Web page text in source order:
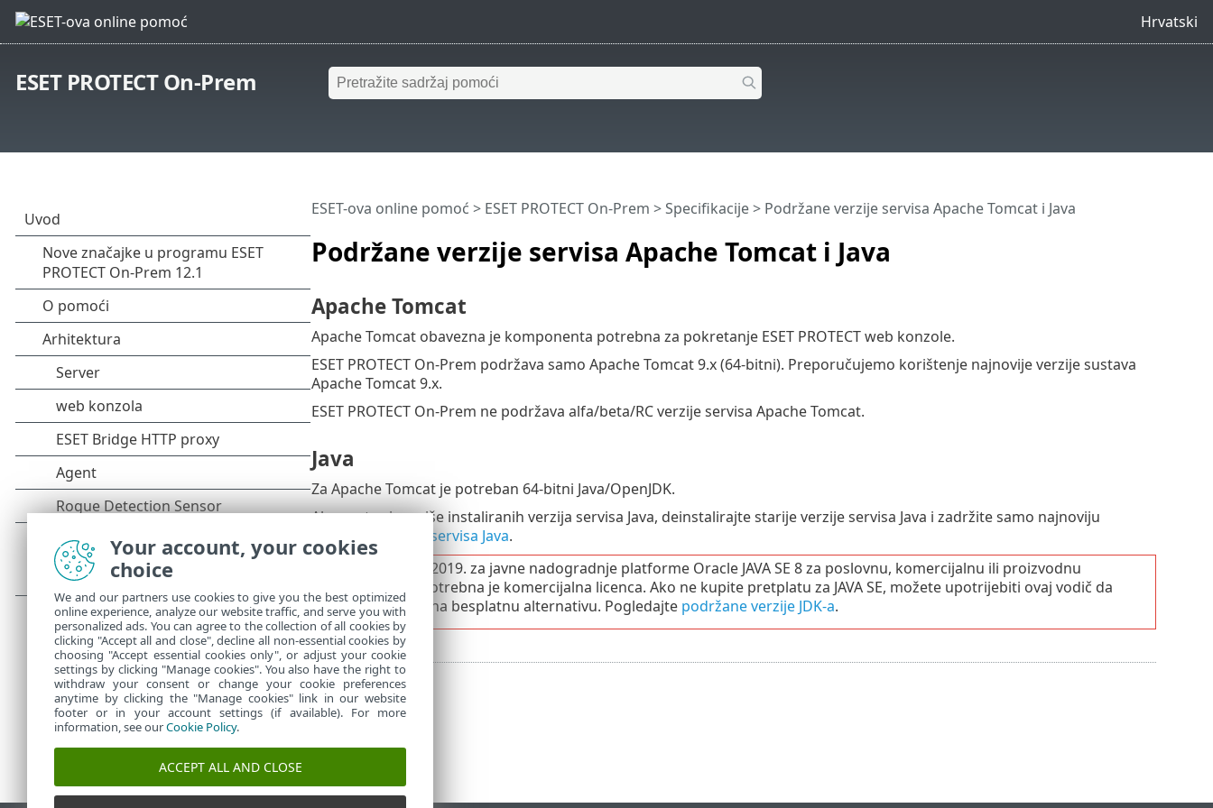
Hrvatski
ESET PROTECT On-Prem
Podržane verzije servisa Apache Tomcat i Java
ESET-ova online pomoć > ESET PROTECT On-Prem >Specifikacije> Podržane verzije servisa Apache Tomcat i Java
Apache Tomcat
Apache Tomcat obavezna je komponenta potrebna za pokretanje ESET PROTECT web konzole.
ESET PROTECT On-Prem podržava samo Apache Tomcat 9.x (64-bitni). Preporučujemo korištenje najnovije verzije sustava
Apache Tomcat 9.x.
ESET PROTECT On-Prem ne podržava alfa/beta/RC verzije servisa Apache Tomcat.
Java
Za Apache Tomcat je potreban 64-bitni Java/OpenJDK.
Ako sustav ima više instaliranih verzija servisa Java, deinstalirajte starije verzije servisa Java i zadržite samo najnoviju
podržanu verziju servisa Java.
Od siječnja 2019. za javne nadogradnje platforme Oracle JAVA SE 8 za poslovnu, komercijalnu ili proizvodnu
upotrebu potrebna je komercijalna licenca. Ako ne kupite pretplatu za JAVA SE, možete upotrijebiti ovaj vodič da
biste prešli na besplatnu alternativu. Pogledajte podržane verzije JDK-a.
Your account, your cookies
choice
We and our partners use cookies to give you the best optimized
online experience, analyze our website traffic, and serve you with
personalized ads. You can agree to the collection of all cookies by
clicking "Accept all and close", decline all non-essential cookies by
choosing "Accept essential cookies only", or adjust your cookie
settings by clicking "Manage cookies". You also have the right to
withdraw your consent or change your cookie preferences
anytime by clicking the "Manage cookies" link in our website
footer or in your account settings (if available). For more
information, see ourCookie Policy.
ACCEPT ALL AND CLOSE